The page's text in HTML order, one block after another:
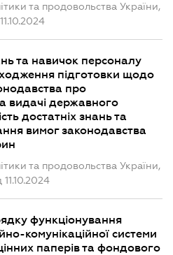
та продовольства України,
та навичок персоналу
підготовки щодо
про
видачі державного
достатніх знань та
вимог законодавства
та продовольства України,
функціонування
комунікаційної системи
паперів та фондового